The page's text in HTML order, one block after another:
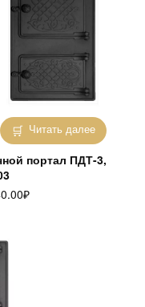
Читать далее
портал ПДТ-3,
₽